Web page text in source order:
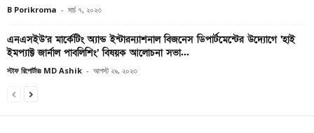
B Porikroma - মার্চ ৭, ২০২৩
এনএসইউ’র মার্কেটিং অ্যান্ড ইন্টারন্যাশনাল বিজনেস ডিপার্টমেন্টের উদ্যোগে ‘হাই
ইমপ্যাক্ট জার্নাল পাবলিশিং’ বিষয়ক আলোচনা সভা...
স্টাফ রিপোর্টারঃ MD Ashik - আগস্ট ২৯, ২০২৩